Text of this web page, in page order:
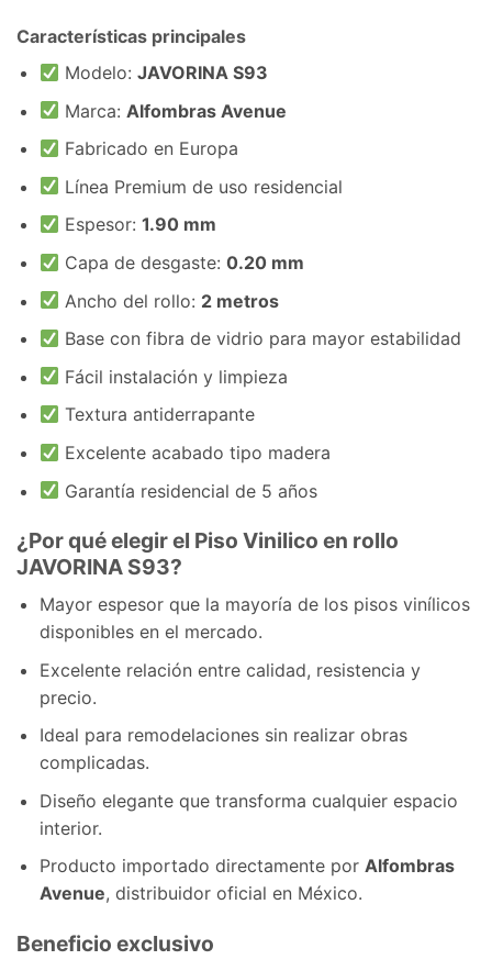
Características principales
Modelo:JAVORINA S93
Marca: Alfombras Avenue
Fabricado en Europa
Línea Premium de uso residencial
Espesor:1.90 mm
Capa de desgaste:0.20 mm
Ancho del rollo: 2 metros
Base con fibra de vidrio para mayor estabilidad
Fácil instalación y limpieza
Textura antiderrapante
Excelente acabado tipo madera
Garantía residencial de 5 años
¿Por qué elegir el Piso Vinilico en rollo
JAVORINA S93?
Mayor espesor que la mayoría de los pisos vinílicos
disponibles en el mercado.
Excelente relación entre calidad, resistencia y
precio.
Ideal para remodelaciones sin realizar obras
complicadas.
Diseño elegante que transforma cualquier espacio
interior.
Producto importado directamente por Alfombras
Avenue, distribuidor oficial en México.
Beneficio exclusivo